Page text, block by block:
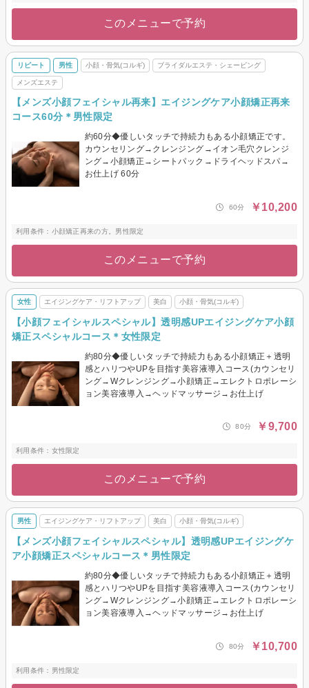
このメニューで予約
リピート 男性 小顔・骨気(コルギ) ブライダルエステ・シェービング
メンズエステ
【メンズ小顔フェイシャル再来】エイジングケア小顔矯正再来
コース60分＊男性限定
約60分◆優しいタッチで持続力もある小顔矯正です。
カウンセリング→クレンジング→イオン毛穴クレンジ
ング→小顔矯正→シートパック→ドライヘッドスパ→
お仕上げ 60分
60分 ￥10,200
利用条件：小顔矯正再来の方。男性限定
このメニューで予約
女性 エイジングケア・リフトアップ 美白 小顔・骨気(コルギ)
【小顔フェイシャルスペシャル】透明感UPエイジングケア小顔
矯正スペシャルコース＊女性限定
約80分◆優しいタッチで持続力もある小顔矯正＋透明
感とハリつやUPを目指す美容液導入コース(カウンセリ
ング→Wクレンジング→小顔矯正→エレクトロポレーシ
ョン美容液導入→ヘッドマッサージ→お仕上げ
80分 ￥9,700
利用条件：女性限定
このメニューで予約
男性 エイジングケア・リフトアップ 美白 小顔・骨気(コルギ)
【メンズ小顔フェイシャルスペシャル】透明感UPエイジングケ
ア小顔矯正スペシャルコース＊男性限定
約80分◆優しいタッチで持続力もある小顔矯正＋透明
感とハリつやUPを目指す美容液導入コース(カウンセリ
ング→Wクレンジング→小顔矯正→エレクトロポレーシ
ョン美容液導入→ヘッドマッサージ→お仕上げ
80分 ￥10,700
利用条件：男性限定